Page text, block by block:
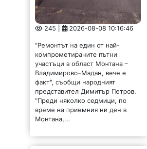
245 | 2026-08-08 10:16:46
"Ремонтът на един от най-
компрометираните пътни
участъци в област Монтана –
Владимирово–Мадан, вече е
факт", съобщи народният
представител Димитър Петров.
"Преди няколко седмици, по
време на приемния ни ден в
Монтана,...